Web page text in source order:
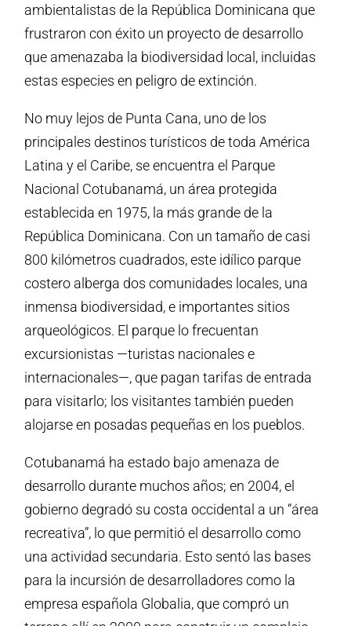
ambientalistas de la República Dominicana que
frustraron con éxito un proyecto de desarrollo
que amenazaba la biodiversidad local, incluidas
estas especies en peligro de extinción.
No muy lejos de Punta Cana, uno de los
principales destinos turísticos de toda América
Latina y el Caribe, se encuentra el Parque
Nacional Cotubanamá, un área protegida
establecida en 1975, la más grande de la
República Dominicana. Con un tamaño de casi
800 kilómetros cuadrados, este idílico parque
costero alberga dos comunidades locales, una
inmensa biodiversidad, e importantes sitios
arqueológicos. El parque lo frecuentan
excursionistas —turistas nacionales e
internacionales—, que pagan tarifas de entrada
para visitarlo; los visitantes también pueden
alojarse en posadas pequeñas en los pueblos.
Cotubanamá ha estado bajo amenaza de
desarrollo durante muchos años; en 2004, el
gobierno degradó su costa occidental a un “área
recreativa”, lo que permitió el desarrollo como
una actividad secundaria. Esto sentó las bases
para la incursión de desarrolladores como la
empresa española Globalia, que compró un